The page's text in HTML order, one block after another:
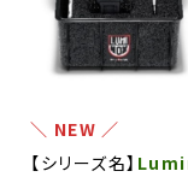
＼ NEW ／
【シリーズ名】